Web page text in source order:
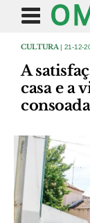
CULTURA | 21-12-
A
casa e a
consoada